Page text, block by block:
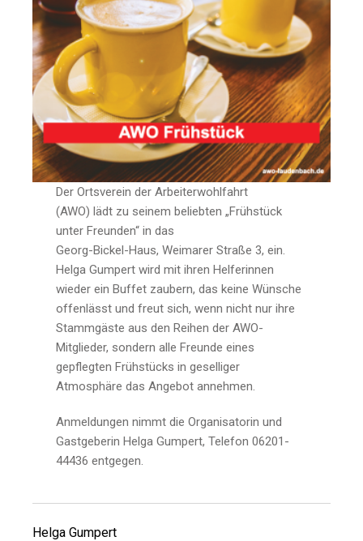
Der Ortsverein der Arbeiterwohlfahrt
(AWO) lädt zu seinem beliebten „Frühstück
unter Freunden“ in das
Georg-Bickel-Haus, Weimarer Straße 3, ein.
Helga Gumpert wird mit ihren Helferinnen
wieder ein Buffet zaubern, das keine Wünsche
offenlässt und freut sich, wenn nicht nur ihre
Stammgäste aus den Reihen der AWO-
Mitglieder, sondern alle Freunde eines
gepflegten Frühstücks in geselliger
Atmosphäre das Angebot annehmen.
Anmeldungen nimmt die Organisatorin und
Gastgeberin Helga Gumpert, Telefon 06201-
44436 entgegen.
Helga Gumpert